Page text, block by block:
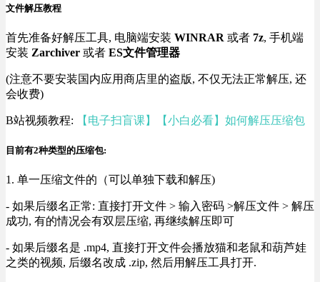
文件解压教程
首先准备好解压工具, 电脑端安装 WINRAR 或者 7z, 手机端
安装 Zarchiver 或者 ES文件管理器
(注意不要安装国内应用商店里的盗版, 不仅无法正常解压, 还
会收费)
B站视频教程: 【电子扫盲课】【小白必看】如何解压压缩包
目前有2种类型的压缩包:
1. 单一压缩文件的（可以单独下载和解压)
- 如果后缀名正常: 直接打开文件 > 输入密码 >解压文件 > 解压
成功, 有的情况会有双层压缩, 再继续解压即可
- 如果后缀名是 .mp4, 直接打开文件会播放猫和老鼠和葫芦娃
之类的视频, 后缀名改成 .zip, 然后用解压工具打开.